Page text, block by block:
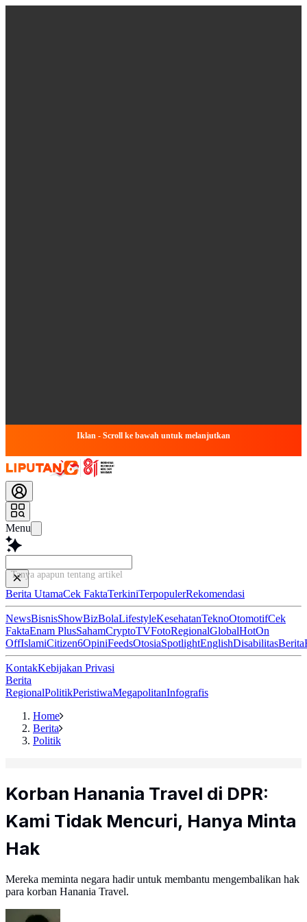
Iklan - Scroll ke bawah untuk melanjutkan
Menu
Tanya apapun tentang artikel ini...
Berita UtamaCek FaktaTerkiniTerpopulerRekomendasi
NewsBisnisShowBizBolaLifestyleKesehatanTeknoOtomotifCek
FaktaEnam PlusSahamCryptoTVFotoRegionalGlobalHotOn
OffIslamiCitizen6OpiniFeedsOtosiaSpotlightEnglishDisabilitasBerita
KontakKebijakan Privasi
Berita
RegionalPolitikPeristiwaMegapolitanInfografis
Home
Berita
Politik
Korban Hanania Travel di DPR:
Kami Tidak Mencuri, Hanya Minta
Hak
Mereka meminta negara hadir untuk membantu mengembalikan hak
para korban Hanania Travel.